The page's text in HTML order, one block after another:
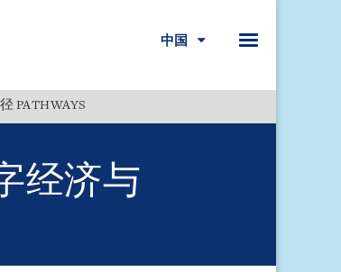
Menu
中国
PATHWAYS
经济与